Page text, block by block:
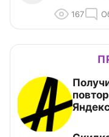
167